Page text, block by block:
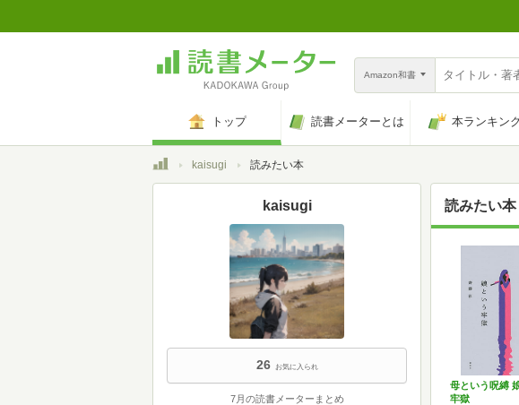
Amazon和書
トップ 読書メーターとは 本ランキン
トップkaisugi 読みたい本
読みたい本
母という呪縛
牢獄
kaisugi
26 お気に入られ
7月の読書メーターまとめ